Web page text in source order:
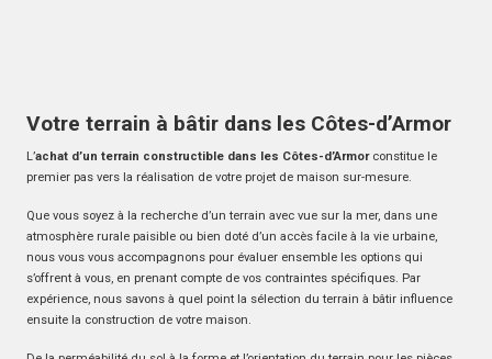
Votre terrain à bâtir dans les Côtes-d’Armor
L’achat d’un terrain constructible dans les Côtes-d’Armorconstitue le
premier pas vers la réalisation de votre projet de maison sur-mesure.
Que vous soyez à la recherche d’un terrain avec vue sur la mer, dans une
atmosphère rurale paisible ou bien doté d’un accès facile à la vie urbaine,
nous vous vous accompagnons pour évaluer ensemble les options qui
s’offrent à vous, en prenant compte de vos contraintes spécifiques. Par
expérience, nous savons à quel point la sélection du terrain à bâtir influence
ensuite la construction de votre maison.